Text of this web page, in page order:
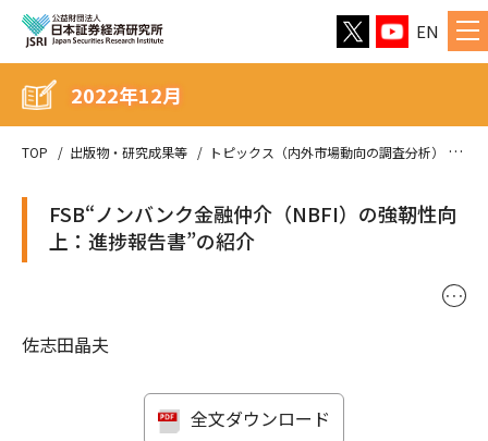
EN
TOP 出版物・研究成果等 トピックス（内外市場動向の調査分析）
2022年12月
FSB“ノンバンク金融仲介（NBFI）の強靭性向
上：進捗報告書”の紹介
･･･
佐志田晶夫
全文ダウンロード